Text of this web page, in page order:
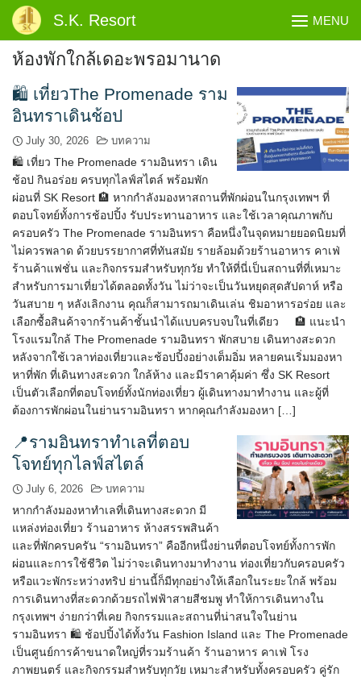
Skip
content
S.K. Resort MENU
ห้องพักใกล้เดอะพรอมานาด
🛍️ เที่ยวThe Promenade ราม
อินทราเดินช้อป
July 30, 2026 บทความ
🛍️ เที่ยว The Promenade รามอินทรา เดิน
ช้อป กินอร่อย ครบทุกไลฟ์สไตล์ พร้อมพัก
ผ่อนที่ SK Resort 🏨 หากกำลังมองหาสถานที่พักผ่อนในกรุงเทพฯ ที่
ตอบโจทย์ทั้งการช้อปปิ้ง รับประทานอาหาร และใช้เวลาคุณภาพกับ
ครอบครัว The Promenade รามอินทรา คือหนึ่งในจุดหมายยอดนิยมที่
ไม่ควรพลาด ด้วยบรรยากาศที่ทันสมัย รายล้อมด้วยร้านอาหาร คาเฟ่
ร้านค้าแฟชั่น และกิจกรรมสำหรับทุกวัย ทำให้ที่นี่เป็นสถานที่ที่เหมาะ
สำหรับการมาเที่ยวได้ตลอดทั้งวัน ไม่ว่าจะเป็นวันหยุดสุดสัปดาห์ หรือ
วันสบาย ๆ หลังเลิกงาน คุณก็สามารถมาเดินเล่น ชิมอาหารอร่อย และ
เลือกซื้อสินค้าจากร้านค้าชั้นนำได้แบบครบจบในที่เดียว 🏨 แนะนำ
โรงแรมใกล้ The Promenade รามอินทรา พักสบาย เดินทางสะดวก
หลังจากใช้เวลาท่องเที่ยวและช้อปปิ้งอย่างเต็มอิ่ม หลายคนเริ่มมองหา
หาที่พัก ที่เดินทางสะดวก ใกล้ห้าง และมีราคาคุ้มค่า ซึ่ง SK Resort
เป็นตัวเลือกที่ตอบโจทย์ทั้งนักท่องเที่ยว ผู้เดินทางมาทำงาน และผู้ที่
ต้องการพักผ่อนในย่านรามอินทรา หากคุณกำลังมองหา […]
📍รามอินทราทำเลที่ตอบ
โจทย์ทุกไลฟ์สไตล์
July 6, 2026 บทความ
หากกำลังมองหาทำเลที่เดินทางสะดวก มี
แหล่งท่องเที่ยว ร้านอาหาร ห้างสรรพสินค้า
และที่พักครบครัน “รามอินทรา” คืออีกหนึ่งย่านที่ตอบโจทย์ทั้งการพัก
ผ่อนและการใช้ชีวิต ไม่ว่าจะเดินทางมาทำงาน ท่องเที่ยวกับครอบครัว
หรือแวะพักระหว่างทริป ย่านนี้ก็มีทุกอย่างให้เลือกในระยะใกล้ พร้อม
การเดินทางที่สะดวกด้วยรถไฟฟ้าสายสีชมพู ทำให้การเดินทางใน
กรุงเทพฯ ง่ายกว่าที่เคย กิจกรรมและสถานที่น่าสนใจในย่าน
รามอินทรา 🛍️ ช้อปปิ้งได้ทั้งวัน Fashion Island และ The Promenade
เป็นศูนย์การค้าขนาดใหญ่ที่รวมร้านค้า ร้านอาหาร คาเฟ่ โรง
ภาพยนตร์ และกิจกรรมสำหรับทุกวัย เหมาะสำหรับทั้งครอบครัว คู่รัก